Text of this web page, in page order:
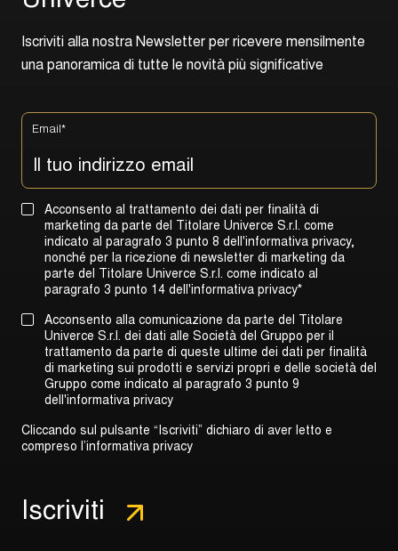
Iscriviti alla nostra Newsletter per ricevere mensilmente
una panoramica di tutte le novità più significative
Email*
Acconsento al trattamento dei dati per finalità di
marketing da parte del Titolare Univerce S.r.l. come
indicato al paragrafo 3 punto 8 dell'informativa privacy,
nonché per la ricezione di newsletter di marketing da
parte del Titolare Univerce S.r.l. come indicato al
paragrafo 3 punto 14 dell'informativa privacy*
Acconsento alla comunicazione da parte del Titolare
Univerce S.r.l. dei dati alle Società del Gruppo per il
trattamento da parte di queste ultime dei dati per finalità
di marketing sui prodotti e servizi propri e delle società del
Gruppo come indicato al paragrafo 3 punto 9
dell'informativa privacy
Cliccando sul pulsante “Iscriviti” dichiaro di aver letto e
compreso l’informativa privacy